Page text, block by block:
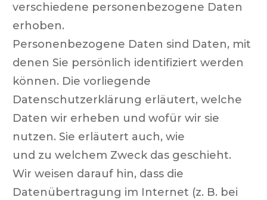
verschiedene personenbezogene Daten
erhoben.
Personenbezogene Daten sind Daten, mit
denen Sie persönlich identifiziert werden
können. Die vorliegende
Datenschutzerklärung erläutert, welche
Daten wir erheben und wofür wir sie
nutzen. Sie erläutert auch, wie
und zu welchem Zweck das geschieht.
Wir weisen darauf hin, dass die
Datenübertragung im Internet (z. B. bei